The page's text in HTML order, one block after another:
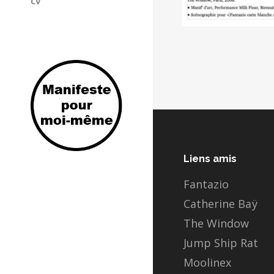
Liens amis
Fantazio
Catherine Baÿ
The Window
Jump Ship Rat
Moolinex